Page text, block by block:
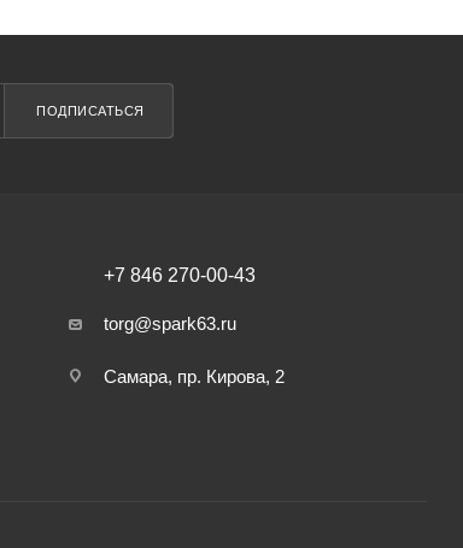
ПОДПИСАТЬСЯ
+7 846 270-00-43
torg@spark63.ru
Самара, пр. Кирова, 2